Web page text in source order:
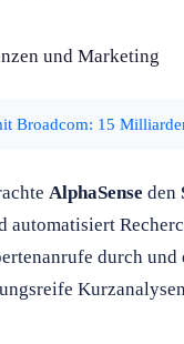
und Marketing
Broadcom: 15
AlphaSense den
automatisiert
durch